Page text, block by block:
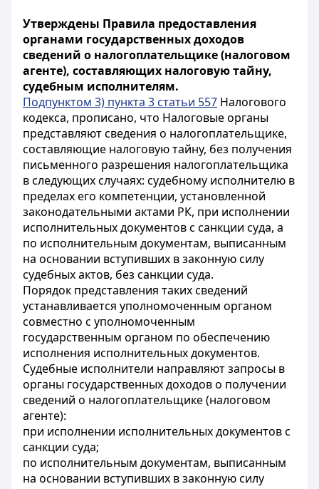
Утверждены Правила предоставления
органами государственных доходов
сведений о налогоплательщике (налоговом
агенте), составляющих налоговую тайну,
судебным исполнителям.
Подпунктом 3) пункта 3 статьи 557 Налогового
кодекса, прописано, что Налоговые органы
представляют сведения о налогоплательщике,
составляющие налоговую тайну, без получения
письменного разрешения налогоплательщика
в следующих случаях: судебному исполнителю в
пределах его компетенции, установленной
законодательными актами РК, при исполнении
исполнительных документов с санкции суда, а
по исполнительным документам, выписанным
на основании вступивших в законную силу
судебных актов, без санкции суда.
Порядок представления таких сведений
устанавливается уполномоченным органом
совместно с уполномоченным
государственным органом по обеспечению
исполнения исполнительных документов.
Судебные исполнители направляют запросы в
органы государственных доходов о получении
сведений о налогоплательщике (налоговом
агенте):
при исполнении исполнительных документов с
санкции суда;
по исполнительным документам, выписанным
на основании вступивших в законную силу